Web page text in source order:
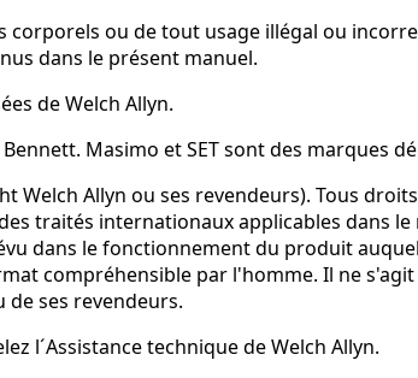
ou de tout usage illégal ou
dans le présent manuel.
de Welch Allyn.
Masimo et SET sont des marques
Allyn ou ses revendeurs). Tous
traités internationaux applicables dans
dans le fonctionnement du produit
compréhensible par l'homme. Il ne
ses revendeurs.
l´Assistance technique de Welch Allyn.